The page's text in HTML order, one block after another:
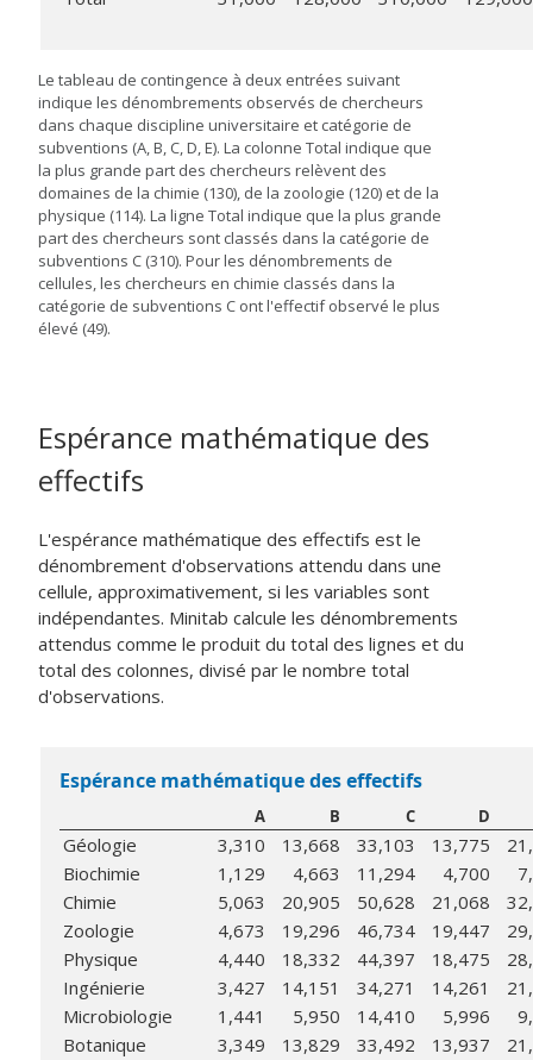
Le tableau de contingence à deux entrées suivant
indique les dénombrements observés de chercheurs
dans chaque discipline universitaire et catégorie de
subventions (A, B, C, D, E). La colonne Total indique que
la plus grande part des chercheurs relèvent des
domaines de la chimie (130), de la zoologie (120) et de la
physique (114). La ligne Total indique que la plus grande
part des chercheurs sont classés dans la catégorie de
subventions C (310). Pour les dénombrements de
cellules, les chercheurs en chimie classés dans la
catégorie de subventions C ont l'effectif observé le plus
élevé (49).
Espérance mathématique des
effectifs
L'espérance mathématique des effectifs est le
dénombrement d'observations attendu dans une
cellule, approximativement, si les variables sont
indépendantes. Minitab calcule les dénombrements
attendus comme le produit du total des lignes et du
total des colonnes, divisé par le nombre total
d'observations.
Espérance mathématique des effectifs
A B C D
Géologie 3,310 13,668 33,103 13,775
Biochimie
1,129 4,663 11,294 4,700
Chimie
5,063 20,905 50,628 21,068
Zoologie
4,673 19,296 46,734 19,447
Physique
4,440 18,332 44,397 18,475
Ingénierie
3,427 14,151 34,271 14,261
Microbiologie
1,441 5,950 14,410 5,996
Botanique
3,349 13,829 33,492 13,937